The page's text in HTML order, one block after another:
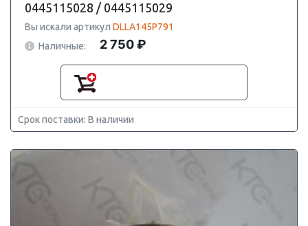
0445115028 / 0445115029
Вы искали артикул DLLA145P791
Наличные:
2 750 ₽
Срок поставки: В наличии